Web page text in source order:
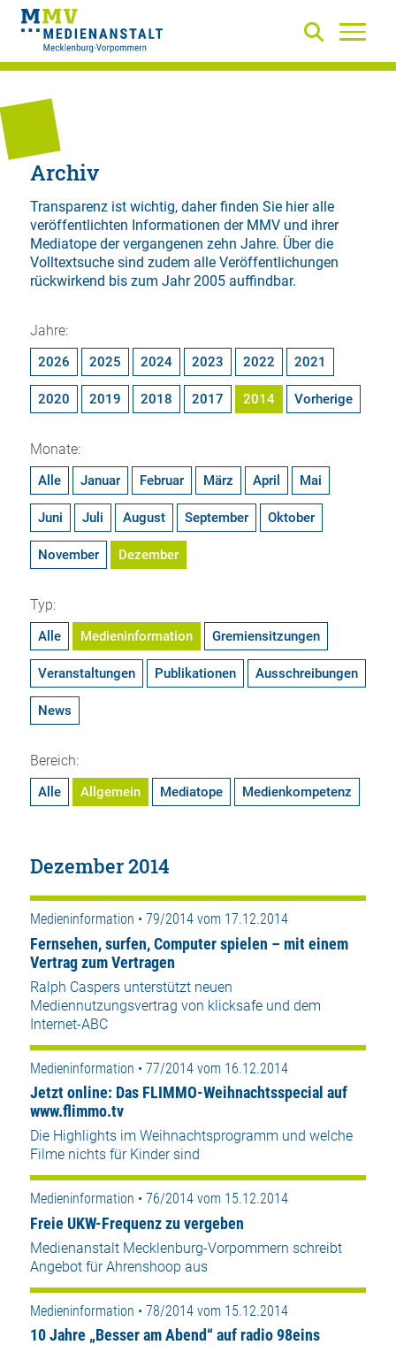
Archiv
Transparenz ist wichtig, daher finden Sie hier alle
veröffentlichten Informationen der MMV und ihrer
Mediatope der vergangenen zehn Jahre. Über die
Volltextsuchesind zudem alle Veröffentlichungen
rückwirkend bis zum Jahr 2005 auffindbar.
Jahre:
2026 2025 2024 2023 2022 2021
2020 2019 2018 2017 2014 Vorherige
Monate:
Alle Januar Februar März April Mai
Juni Juli August September Oktober
November Dezember
Typ:
Alle Medieninformation Gremiensitzungen
Veranstaltungen Publikationen Ausschreibungen
News
Bereich:
Alle Allgemein Mediatope Medienkompetenz
Dezember 2014
Medieninformation • 79/2014 vom 17.12.2014
Fernsehen, surfen, Computer spielen – mit einem
Vertrag zum Vertragen
Ralph Caspers unterstützt neuen
Mediennutzungsvertrag von klicksafe und dem
Internet-ABC
Medieninformation • 77/2014 vom 16.12.2014
Jetzt online: Das FLIMMO-Weihnachtsspecial auf
www.flimmo.tv
Die Highlights im Weihnachtsprogramm und welche
Filme nichts für Kinder sind
Medieninformation • 76/2014 vom 15.12.2014
Freie UKW-Frequenz zu vergeben
Medienanstalt Mecklenburg-Vorpommern schreibt
Angebot für Ahrenshoop aus
Medieninformation • 78/2014 vom 15.12.2014
10 Jahre „Besser am Abend“ auf radio 98eins